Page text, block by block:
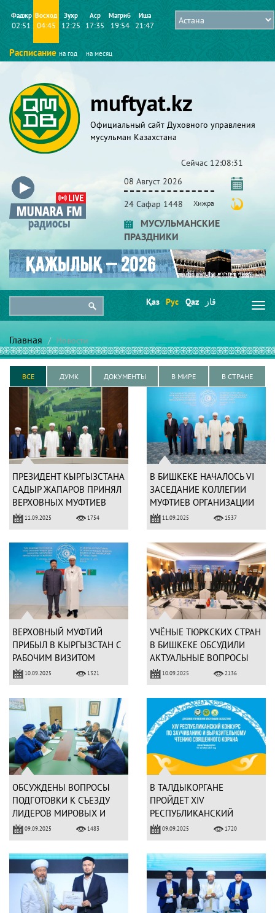
Фаджр
02:51
Восход
04:45
Зухр
12:25
Аср
17:35
Магриб
19:54
Иша
21:47
Расписание на год на месяц
muftyat.kz
Официальный сайт Духовного управления
мусульман Казахстана
Сейчас 12:08:31
08 Август 2026
24 Сафар 1448 Хижра
МУСУЛЬМАНСКИЕ
ПРАЗДНИКИ
Қаз Рус Qaz قاز
Главная Новости
ВСЕ ДУМК ДОКУМЕНТЫ В МИРЕ В СТРАНЕ
ПРЕЗИДЕНТ КЫРГЫЗСТАНА
САДЫР ЖАПАРОВ ПРИНЯЛ
ВЕРХОВНЫХ МУФТИЕВ
ТЮРКСКИХ СТРАН
11.09.2025 1754
В БИШКЕКЕ НАЧАЛОСЬ VI
ЗАСЕДАНИЕ КОЛЛЕГИИ
МУФТИЕВ ОРГАНИЗАЦИИ
ТЮРКСКИХ ГОСУДАРСТВ
11.09.2025 1537
ВЕРХОВНЫЙ МУФТИЙ
ПРИБЫЛ В КЫРГЫЗСТАН С
РАБОЧИМ ВИЗИТОМ
10.09.2025 1321
УЧЁНЫЕ ТЮРКСКИХ СТРАН
В БИШКЕКЕ ОБСУДИЛИ
АКТУАЛЬНЫЕ ВОПРОСЫ
ФЕТВ10.09.2025 2136
ОБСУЖДЕНЫ ВОПРОСЫ
ПОДГОТОВКИ К СЪЕЗДУ
ЛИДЕРОВ МИРОВЫХ И
ТРАДИЦИОННЫХ РЕЛИГИЙ
09.09.2025 1483
В ТАЛДЫКОРГАНЕ
ПРОЙДЕТ ХІV
РЕСПУБЛИКАНСКИЙ
КОНКУРС ПО ЧТЕНИЮ
СВЯЩЕННОГО КОРАНА
09.09.2025 1720